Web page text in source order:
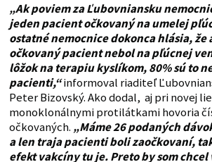
„Ak poviem za Ľubovniansku
jeden pacient očkovaný na umelej
ostatné nemocnice dokonca hlásia, že
očkovaný pacient nebol na pľúcnej
lôžok na terapiu kyslíkom, 80% sú to
pacienti,“informoval riaditeľ
Peter Bizovský. Ako dodal, aj pri novej
monoklonálnymi protilátkami hovoria
očkovaných. „Máme 26 podaných
a len traja pacienti boli zaočkovaní,
efekt vakcíny tu je. Preto by som chcel